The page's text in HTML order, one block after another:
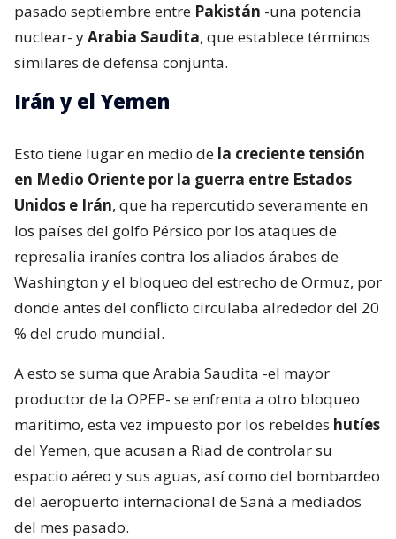
pasado septiembre entre Pakistán -una potencia
nuclear- yArabia Saudita, que establece términos
similares de defensa conjunta.
Irán y el Yemen
Esto tiene lugar en medio de la creciente tensión
en Medio Oriente por la guerra entre Estados
Unidos e Irán, que ha repercutido severamente en
los países del golfo Pérsico por los ataques de
represalia iraníes contra los aliados árabes de
Washington y el bloqueo del estrecho de Ormuz, por
donde antes del conflicto circulaba alrededor del 20
% del crudo mundial.
A esto se suma que Arabia Saudita -el mayor
productor de la OPEP- se enfrenta a otro bloqueo
marítimo, esta vez impuesto por los rebeldes hutíes
del Yemen, que acusan a Riad de controlar su
espacio aéreo y sus aguas, así como del bombardeo
del aeropuerto internacional de Saná a mediados
del mes pasado.